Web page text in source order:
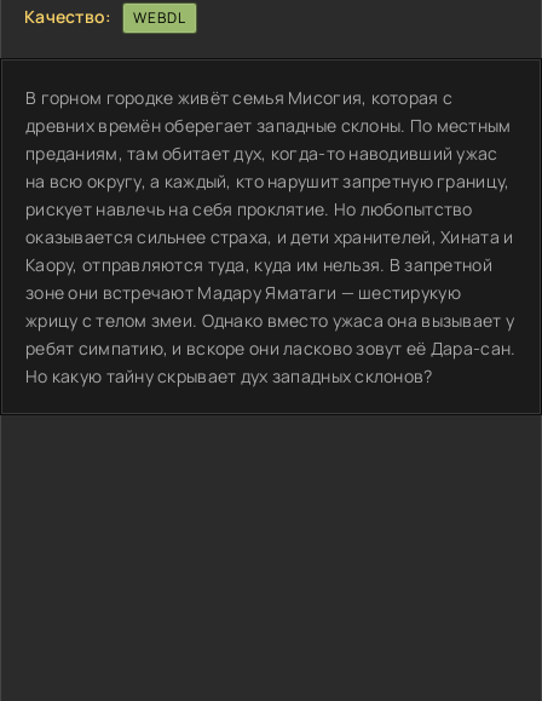
Качество:
WEBDL
В горном городке живёт семья Мисогия, которая с
древних времён оберегает западные склоны. По местным
преданиям, там обитает дух, когда-то наводивший ужас
на всю округу, а каждый, кто нарушит запретную границу,
рискует навлечь на себя проклятие. Но любопытство
оказывается сильнее страха, и дети хранителей, Хината и
Каору, отправляются туда, куда им нельзя. В запретной
зоне они встречают Мадару Яматаги — шестирукую
жрицу с телом змеи. Однако вместо ужаса она вызывает у
ребят симпатию, и вскоре они ласково зовут её Дара-сан.
Но какую тайну скрывает дух западных склонов?